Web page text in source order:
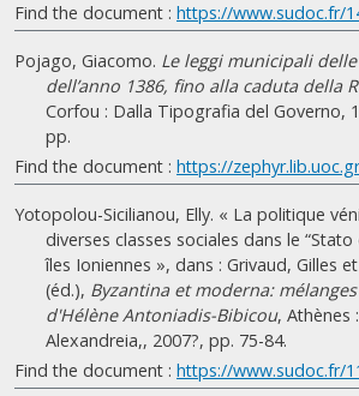
Find the document : https://www.sudoc.fr/
Pojago, Giacomo. Le leggi municipali
dell’anno 1386, fino alla caduta della
Corfou : Dalla Tipografia del Governo,
pp.
Find the document : https://
Yotopolou-Sicilianou, Elly. « La politique
diverses classes sociales dans le
îles Ioniennes », dans : Grivaud, Gilles
(éd.), Byzantina et moderna:
d'Hélène Antoniadis-Bibicou, Athènes
Alexandreia,, 2007?, pp. 75-84.
Find the document : https://www.sudoc.fr/